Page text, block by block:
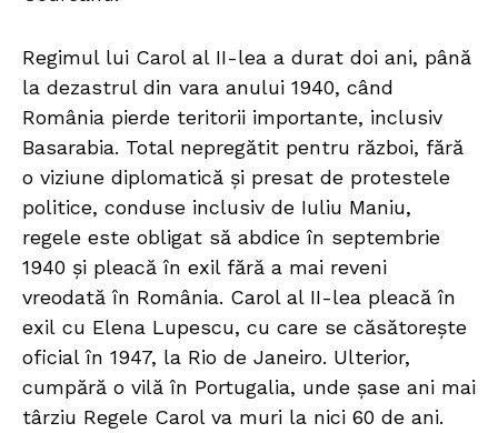
Regimul lui Carol al II-lea a durat doi ani, până
la dezastrul din vara anului 1940, când
România pierde teritorii importante, inclusiv
Basarabia. Total nepregătit pentru război, fără
o viziune diplomatică și presat de protestele
politice, conduse inclusiv de Iuliu Maniu,
regele este obligat să abdice în septembrie
1940 și pleacă în exil fără a mai reveni
vreodată în România. Carol al II-lea pleacă în
exil cu Elena Lupescu, cu care se căsătorește
oficial în 1947, la Rio de Janeiro. Ulterior,
cumpără o vilă în Portugalia, unde șase ani mai
târziu Regele Carol va muri la nici 60 de ani.